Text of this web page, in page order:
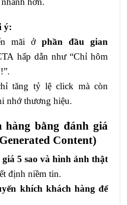
ý:
mãi ở phần đầu gian
hấp dẫn như “Chỉ hôm
tăng tỷ lệ click mà còn
nhớ thương hiệu.
bằng đánh giá
Content)
5 sao và hình ảnh thật
định niềm tin.
khích khách hàng để